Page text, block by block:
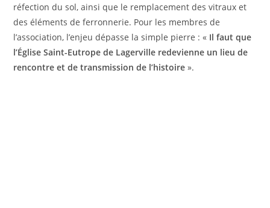
réfection du sol, ainsi que le remplacement des vitraux et
des éléments de ferronnerie. Pour les membres de
l’association, l’enjeu dépasse la simple pierre : « Il faut que
l’Église Saint-Eutrope de Lagerville redevienne un lieu de
rencontre et de transmission de l’histoire ».